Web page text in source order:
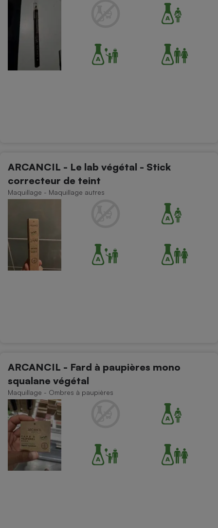
ARCANCIL - Le lab végétal - Stick
correcteur de teint
Maquillage - Maquillage autres
ARCANCIL - Fard à paupières mono
squalane végétal
Maquillage - Ombres à paupières